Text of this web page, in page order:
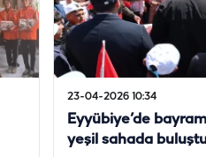
23-04-2026 10:34
Eyyübiye’de
yeşil sahada